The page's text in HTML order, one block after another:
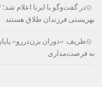
بهزیستی فرزندان طلاق هستند
ظریف: «دوران بزن‌دررو»
به فرصت‌مداری